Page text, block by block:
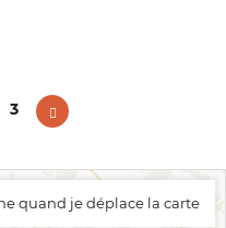
3
quand je déplace la carte